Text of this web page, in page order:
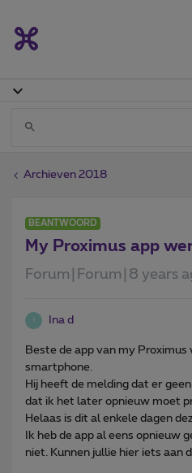
Archieven 2018
BEANTWOORD
My Proximus app
Forum|Forum|8 years
Ina d
Beste de app van my
smartphone.
Hij heeft de melding dat er
dat ik het later opnieuw moet
Helaas is dit al enkele dagen
Ik heb de app al eens opnieuw
niet. Kunnen jullie hier iets aan